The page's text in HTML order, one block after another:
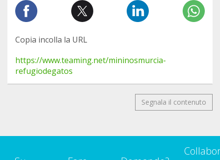
Copia incolla la URL
https://www.teaming.net/mininosmurcia-
refugiodegatos
Segnala il contenuto